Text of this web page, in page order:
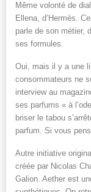
Même volonté de
Ellena, d’Hermès.
parle de son métier,
ses formules.
Oui, mais il y a une
consommateurs ne
interview au
ses parfums « à
briser le tabou
parfum. Si vous
Autre initiative
créée par Nicolas
Galion. Aether est